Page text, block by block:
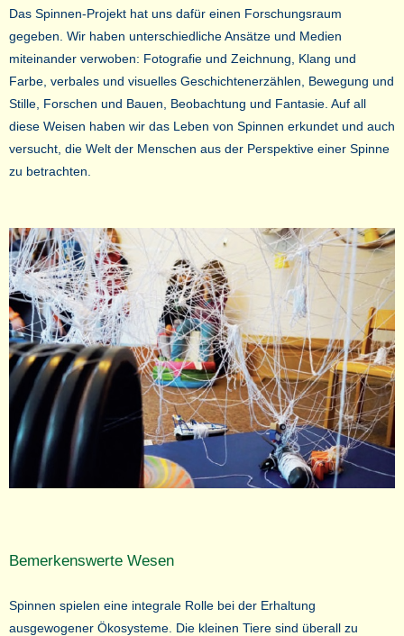
Das Spinnen-Projekt hat uns dafür einen Forschungsraum
gegeben. Wir haben unterschiedliche Ansätze und Medien
miteinander verwoben: Fotografie und Zeichnung, Klang und
Farbe, verbales und visuelles Geschichtenerzählen, Bewegung und
Stille, Forschen und Bauen, Beobachtung und Fantasie. Auf all
diese Weisen haben wir das Leben von Spinnen erkundet und auch
versucht, die Welt der Menschen aus der Perspektive einer Spinne
zu betrachten.
Bemerkenswerte Wesen
Spinnen spielen eine integrale Rolle bei der Erhaltung
ausgewogener Ökosysteme. Die kleinen Tiere sind überall zu